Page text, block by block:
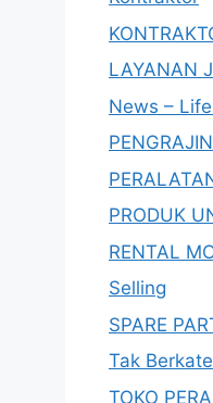
LAYANAN
News –
PRODUK
RENTAL
Selling
SPARE
Tak
TOKO